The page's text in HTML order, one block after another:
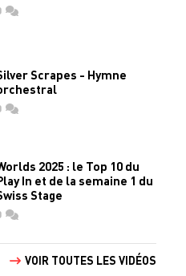
commentaires
Scrapes - Hymne
commentaires
2025 : le Top 10 du
In et de la semaine 1 du
Stage
commentaires
VOIR TOUTES LES VIDÉOS